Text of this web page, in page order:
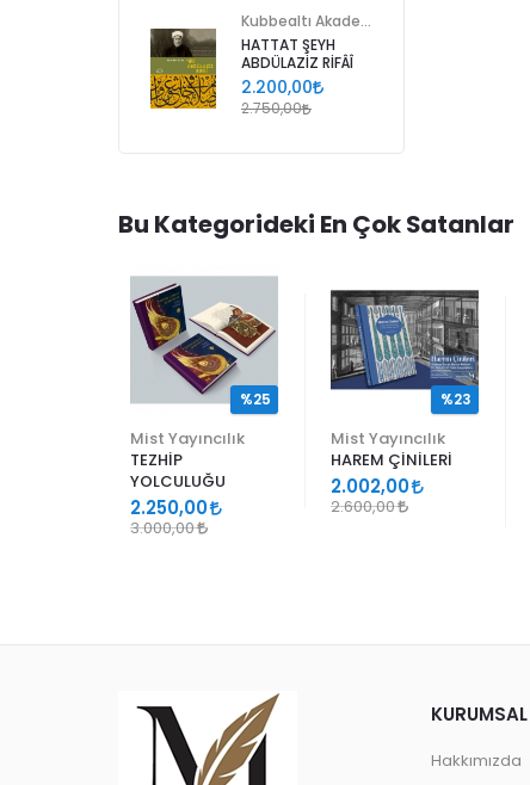
HATTAT ŞEYH
ABDÜLAZİZ RİFÂÎ
2.200,00
2.750,00
Bu Kategorideki En Çok Satanlar
Mist Yayıncılık
TEZHİP
YOLCULUĞU
2.250,00
3.000,00
%25
Mist Yayıncılık
HAREM ÇİNİLERİ
2.002,00
2.600,00
%23
KURUMSAL
Hakkımızda